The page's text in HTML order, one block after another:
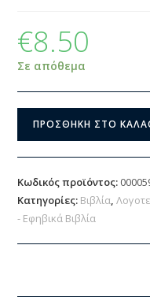
€8.50
Σε απόθεμα
ΠΡΟΣΘΉΚΗ ΣΤΟ
Κωδικός προϊόντος:
Κατηγορίες: Βιβλία,
- Εφηβικά Βιβλία